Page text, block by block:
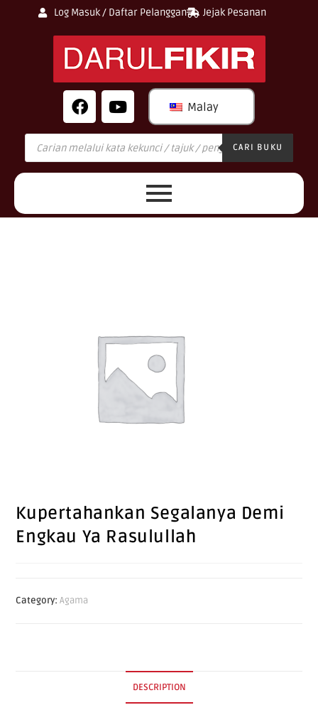
Log Masuk / Daftar Pelanggan Jejak Pesanan
Malay
CARI BUKU
Kupertahankan Segalanya Demi
Engkau Ya Rasulullah
Category:Agama
DESCRIPTION